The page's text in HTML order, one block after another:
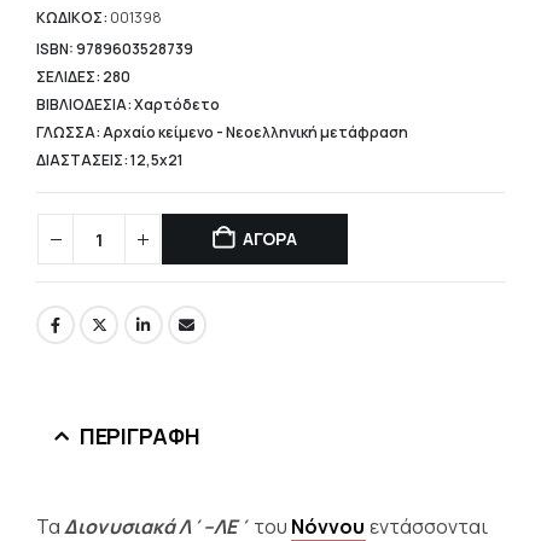
είναι:
15,04 €.
ΚΩΔΙΚΟΣ: 001398
ISBN: 9789603528739
ΣΕΛΙΔΕΣ: 280
ΒΙΒΛΙΟΔΕΣΙΑ: Χαρτόδετο
ΓΛΩΣΣΑ: Αρχαίο κείμενο - Νεοελληνική μετάφραση
ΔΙΑΣΤΑΣΕΙΣ: 12,5x21
ΑΓΟΡΑ
ΠΕΡΙΓΡΑΦΉ
ΤαΔιονυσιακά Λ΄–ΛΕ΄ του Νόννου εντάσσονται